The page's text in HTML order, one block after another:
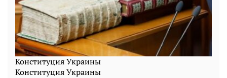
Конституция Украины
Конституция Украины